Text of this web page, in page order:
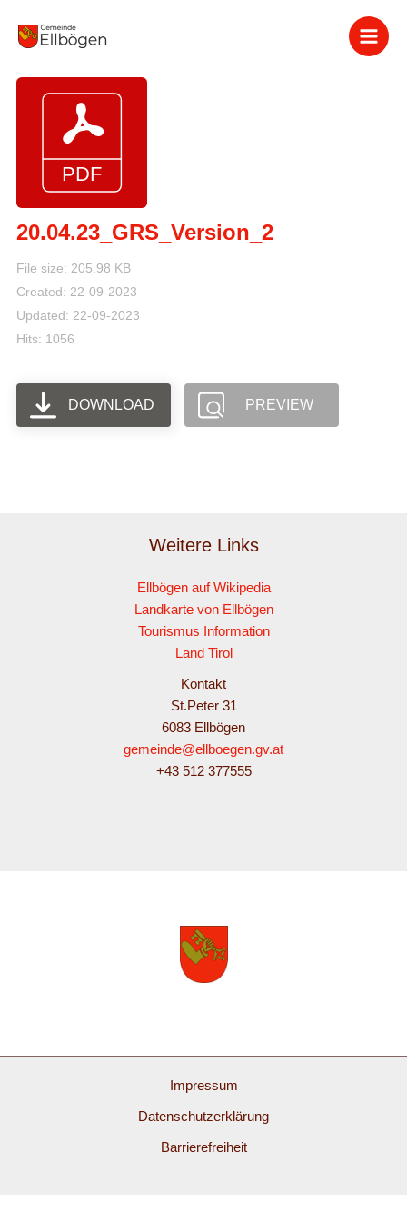
Inhalt
20.04.23_GRS_Version_2
File size: 205.98 KB
Created: 22-09-2023
Updated: 22-09-2023
Hits: 1056
DOWNLOAD PREVIEW
Weitere Links
Ellbögen auf Wikipedia
Landkarte von Ellbögen
Tourismus Information
Land Tirol
Kontakt
St.Peter 31
6083 Ellbögen
gemeinde@ellboegen.gv.at
+43 512 377555
Impressum
Datenschutzerklärung
Barrierefreiheit